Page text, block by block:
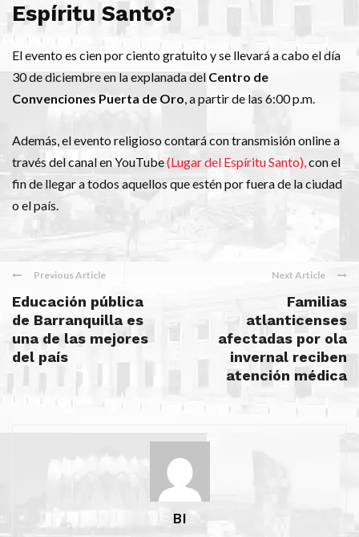
Espíritu Santo?
El evento es cien por ciento gratuito y se llevará a cabo el día
30 de diciembre en la explanada del Centro de
Convenciones Puerta de Oro, a partir de las 6:00 p.m.
Además, el evento religioso contará con transmisión online a
través del canal en YouTube(Lugar del Espíritu Santo),con el
fin de llegar a todos aquellos que estén por fuera de la ciudad
o el país.
Previous Article
Educación pública
de Barranquilla es
una de las mejores
del país
Next Article
Familias
atlanticenses
afectadas por ola
invernal reciben
atención médica
BI